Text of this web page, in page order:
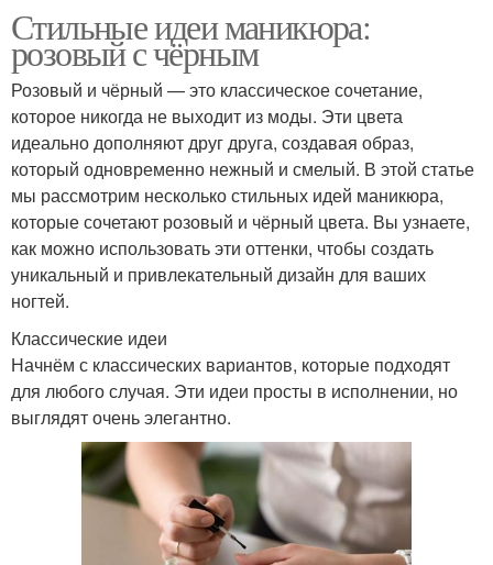
Стильные идеи маникюра:
розовый с чёрным
Розовый и чёрный — это классическое сочетание,
которое никогда не выходит из моды. Эти цвета
идеально дополняют друг друга, создавая образ,
который одновременно нежный и смелый. В этой статье
мы рассмотрим несколько стильных идей маникюра,
которые сочетают розовый и чёрный цвета. Вы узнаете,
как можно использовать эти оттенки, чтобы создать
уникальный и привлекательный дизайн для ваших
ногтей.
Классические идеи
Начнём с классических вариантов, которые подходят
для любого случая. Эти идеи просты в исполнении, но
выглядят очень элегантно.